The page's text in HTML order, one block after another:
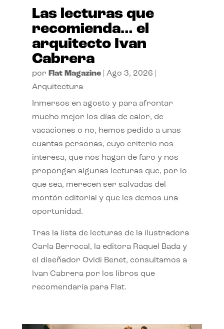
Las lecturas que
recomienda… el
arquitecto Ivan
Cabrera
por Flat Magazine| Ago 3, 2026
Arquitectura
Inmersos en agosto y para afrontar
mucho mejor los días de calor, de
vacaciones o no, hemos pedido a unas
cuantas personas, cuyo criterio nos
interesa, que nos hagan de faro y nos
propongan algunas lecturas que, por lo
que sea, merecen ser salvadas del
montón editorial y que les demos una
oportunidad.
Tras la lista de lecturas de la ilustradora
Carla Berrocal, la editora Raquel Bada y
el diseñador Ovidi Benet, consultamos a
Ivan Cabrera por los libros que
recomendaría para Flat.